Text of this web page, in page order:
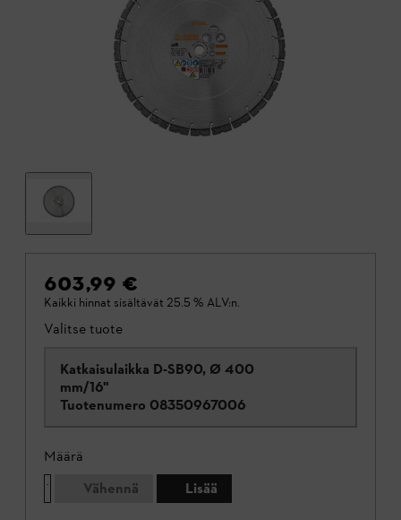
603,99 €
Kaikki hinnat sisältävät 25.5 % ALV:n.
Valitse tuote
Katkaisulaikka D-SB90, Ø 400
mm/16"
Tuotenumero 08350967006
Määrä
Vähennä
Lisää